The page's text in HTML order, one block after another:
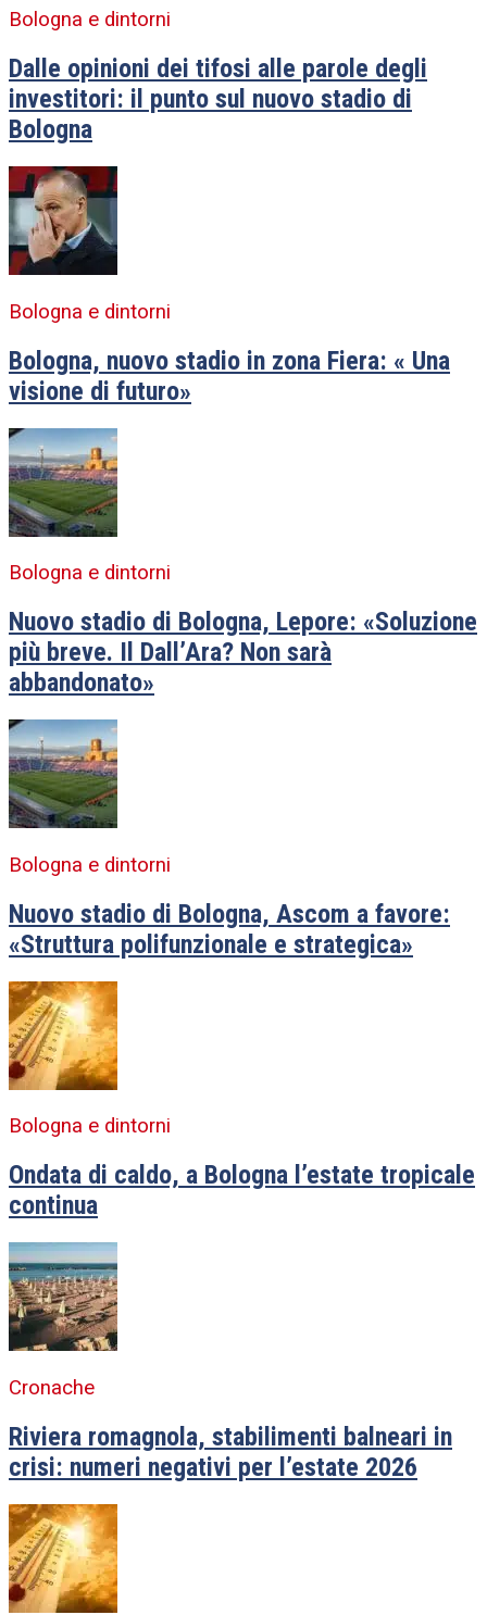
Bologna e dintorni
Dalle opinioni dei tifosi alle parole degli
investitori: il punto sul nuovo stadio di
Bologna
Bologna e dintorni
Bologna, nuovo stadio in zona Fiera: « Una
visione di futuro»
Bologna e dintorni
Nuovo stadio di Bologna, Lepore: «Soluzione
più breve. Il Dall’Ara? Non sarà
abbandonato»
Bologna e dintorni
Nuovo stadio di Bologna, Ascom a favore:
«Struttura polifunzionale e strategica»
Bologna e dintorni
Ondata di caldo, a Bologna l’estate tropicale
continua
Cronache
Riviera romagnola, stabilimenti balneari in
crisi: numeri negativi per l’estate 2026